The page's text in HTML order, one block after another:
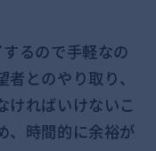
るので手軽なの
とのやり取り、
ければいけないこ
、時間的に余裕が